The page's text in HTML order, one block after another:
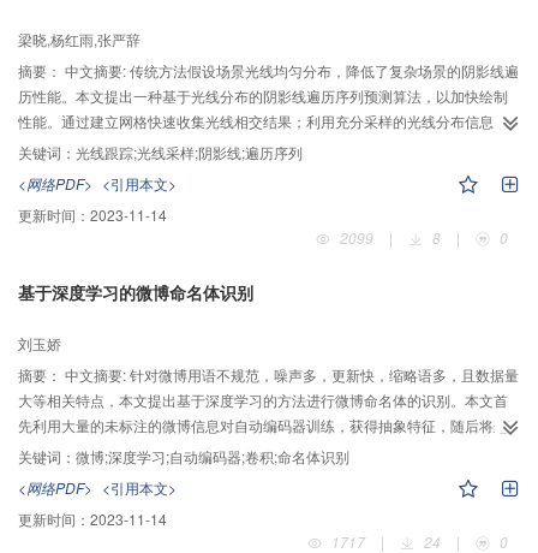
梁晓,杨红雨,张严辞
摘要： 中文摘要: 传统方法假设场景光线均匀分布，降低了复杂场景的阴影线遍
历性能。本文提出一种基于光线分布的阴影线遍历序列预测算法，以加快绘制
性能。通过建立网格快速收集光线相交结果；利用充分采样的光线分布信息，
建立一种高质量的阴影线遍历代价函数；引入基于多分辨率网格的光线贡献
度，避免网格单元与节点不完全重合而导致预测精度降低。并按需的预测优先
遍历节点，以减少遍历序列计算时间。实验结果显示，对于阴影线遮挡率为
75%的场景，算法能减少61%的相交次数。相对于已有方法，新算法提高了预
关键词： 光线跟踪;光线采样;阴影线;遍历序列
<网络PDF> <引用本文>
更新时间： 2023-11-14
2099
| 8 | 0
基于深度学习的微博命名体识别
刘玉娇
摘要： 中文摘要: 针对微博用语不规范，噪声多，更新快，缩略语多，且数据量
大等相关特点，本文提出基于深度学习的方法进行微博命名体的识别。本文首
先利用大量的未标注的微博信息对自动编码器训练，获得抽象特征，随后将这
些特征作为深度学习网络的输入，最后得出句子中每个字的类标。在进行自动
编码器训练的过程中，本文提出卷积方法替代窗口移动方法，以此获取句子中
的长依赖信息。通过对新浪微博数据的实验结果表明，本文所给出的深度学习
方法能够提高微博中命名体识别的F1值，说明了本文算法的有效性。
关键词： 微博;深度学习;自动编码器;卷积;命名体识别
<网络PDF> <引用本文>
更新时间： 2023-11-14
1717
| 24 | 0